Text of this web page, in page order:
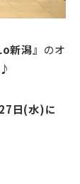
新潟』 のオ
日(水)に